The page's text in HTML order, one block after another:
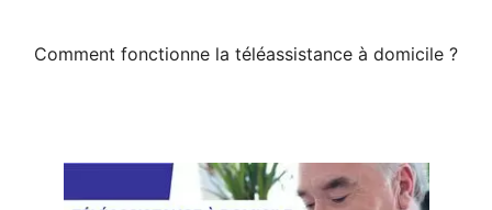
Comment fonctionne la téléassistance à domicile ?